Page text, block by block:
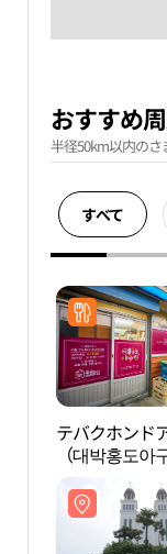
おすすめ
半径50km以内のさ
すべて
テバクホンド
（대박홍도아